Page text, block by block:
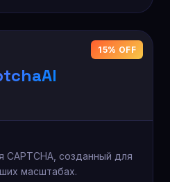
15% OFF
созданный для
масштабах.